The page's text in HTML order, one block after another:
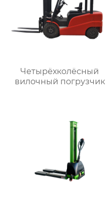
Четырёхколёсный
вилочный погрузчик